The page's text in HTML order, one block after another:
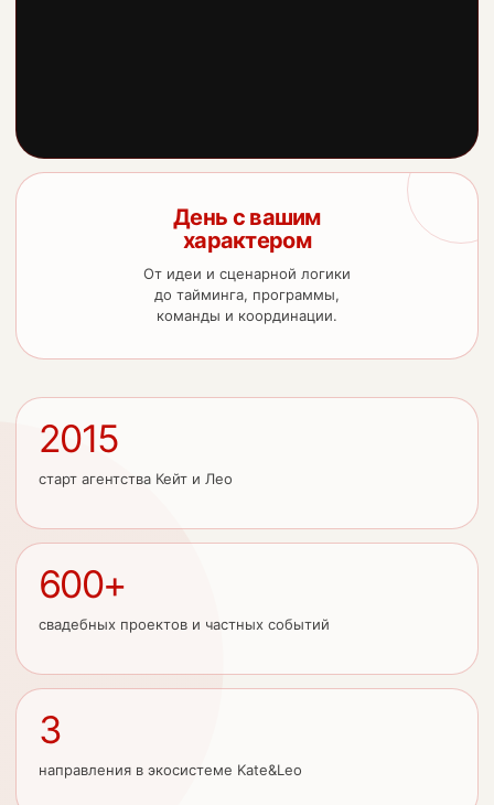
День с вашим
характером
От идеи и сценарной логики
до тайминга, программы,
команды и координации.
2015
старт агентства Кейт и Лео
600+
свадебных проектов и частных событий
3
направления в экосистеме Kate&Leo